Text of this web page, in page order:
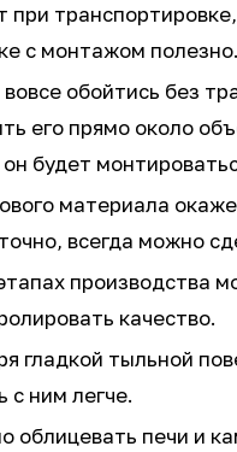
при
с монтажом полезно.
обойтись без
его прямо около
будет
материала
всегда можно
производства
качество.
гладкой тыльной
с ним легче.
облицевать печи и